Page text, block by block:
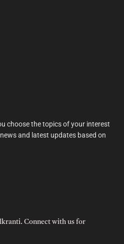
choose the topics of your interest
and latest updates based on
Connect with us for